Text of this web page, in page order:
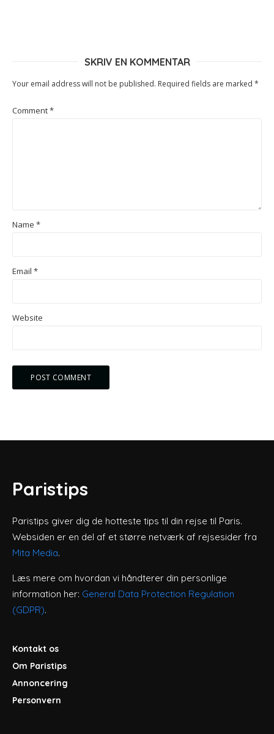
SKRIV EN KOMMENTAR
Your email address will not be published. Required fields are marked *
Comment*
Name *
Email *
Website
Paristips
Paristips giver dig de hotteste tips til din rejse til Paris.
Websiden er en del af et større netværk af rejsesider fra
Mita Media.
Læs mere om hvordan vi håndterer din personlige
information her: General Data Protection Regulation
(GDPR).
Kontakt os
Om Paristips
Annoncering
Personvern